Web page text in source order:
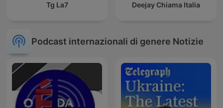
Tg La7 Deejay Chiama Italia
Podcast internazionali di genere Notizie